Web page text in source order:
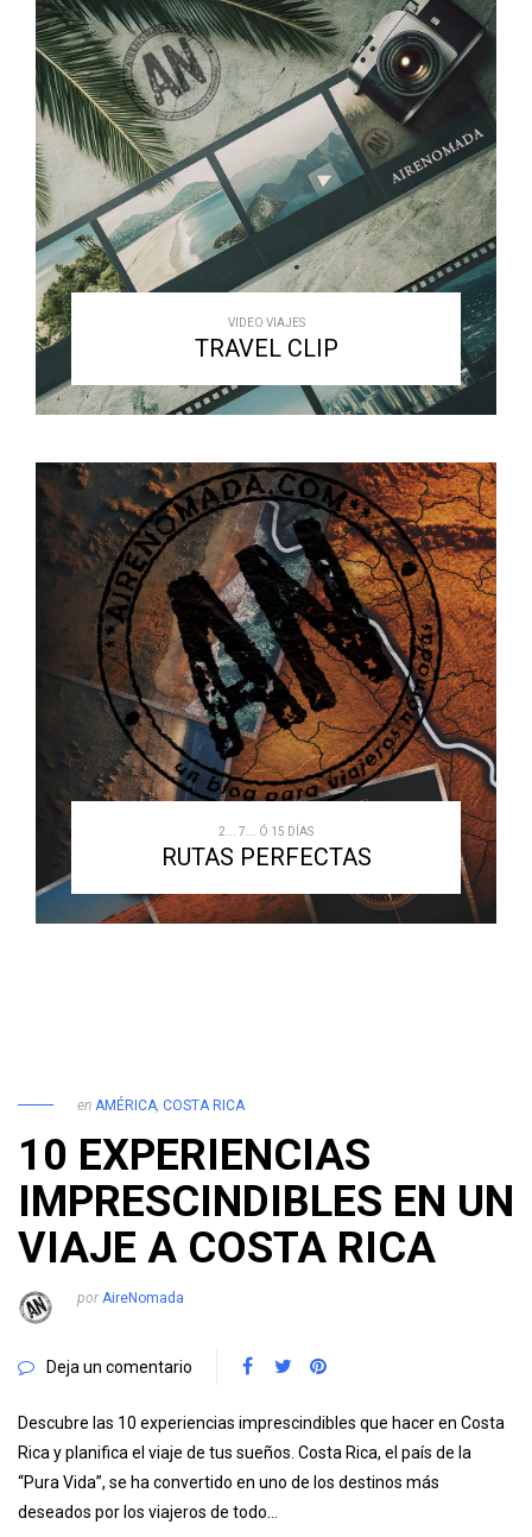
VIDEO VIAJES
TRAVEL CLIP
2... 7... Ó 15 DÍAS
RUTAS PERFECTAS
en AMÉRICA COSTA RICA
10 EXPERIENCIAS
IMPRESCINDIBLES EN UN
VIAJE A COSTA RICA
por AireNomada
Deja un comentario
Descubre las 10 experiencias imprescindibles que hacer en Costa
Rica y planifica el viaje de tus sueños. Costa Rica, el país de la
“Pura Vida”, se ha convertido en uno de los destinos más
deseados por los viajeros de todo…